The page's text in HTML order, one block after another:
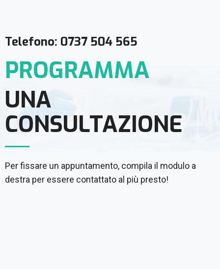
Telefono: 0737 504 565
PROGRAMMA
UNA
CONSULTAZIONE
Per fissare un appuntamento, compila il modulo a
destra per essere contattato al più presto!